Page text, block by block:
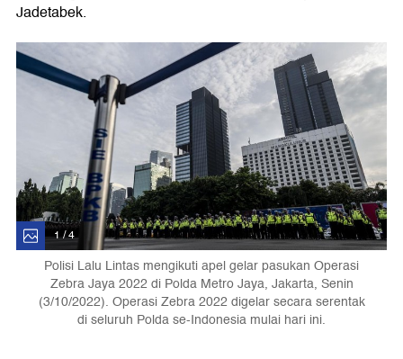
Jadetabek.
1 / 4
Polisi Lalu Lintas mengikuti apel gelar pasukan Operasi
Zebra Jaya 2022 di Polda Metro Jaya, Jakarta, Senin
(3/10/2022). Operasi Zebra 2022 digelar secara serentak
di seluruh Polda se-Indonesia mulai hari ini.